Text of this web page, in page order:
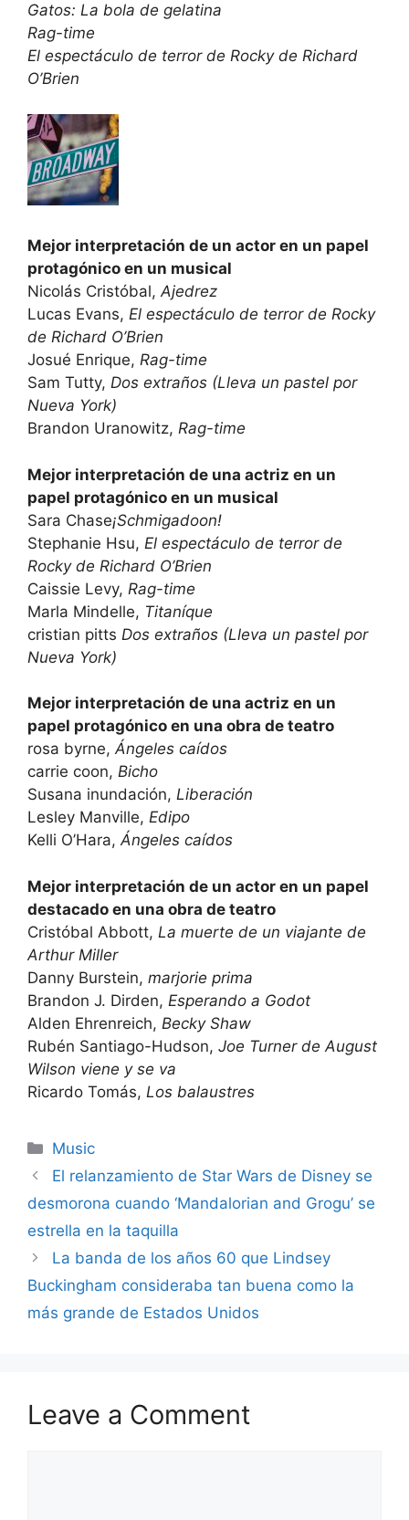
Gatos: La bola de gelatina
Rag-time
El espectáculo de terror de Rocky de Richard
O’Brien
Mejor interpretación de un actor en un papel
protagónico en un musical
Nicolás Cristóbal,Ajedrez
Lucas Evans, El espectáculo de terror de Rocky
de Richard O’Brien
Josué Enrique, Rag-time
Sam Tutty, Dos extraños (Lleva un pastel por
Nueva York)
Brandon Uranowitz, Rag-time
Mejor interpretación de una actriz en un
papel protagónico en un musical
Sara Chase¡Schmigadoon!
Stephanie Hsu, El espectáculo de terror de
Rocky de Richard O’Brien
Caissie Levy, Rag-time
Marla Mindelle, Titaníque
cristian pitts Dos extraños (Lleva un pastel por
Nueva York)
Mejor interpretación de una actriz en un
papel protagónico en una obra de teatro
rosa byrne,Ángeles caídos
carrie coon, Bicho
Susana inundación, Liberación
Lesley Manville, Edipo
Kelli O’Hara,Ángeles caídos
Mejor interpretación de un actor en un papel
destacado en una obra de teatro
Cristóbal Abbott, La muerte de un viajante de
Arthur Miller
Danny Burstein, marjorie prima
Brandon J. Dirden, Esperando a Godot
Alden Ehrenreich, Becky Shaw
Rubén Santiago-Hudson, Joe Turner de August
Wilson viene y se va
Ricardo Tomás, Los balaustres
Categories
Music
El relanzamiento de Star Wars de Disney se
desmorona cuando ‘Mandalorian and Grogu’ se
estrella en la taquilla
La banda de los años 60 que Lindsey
Buckingham consideraba tan buena como la
más grande de Estados Unidos
Leave a Comment